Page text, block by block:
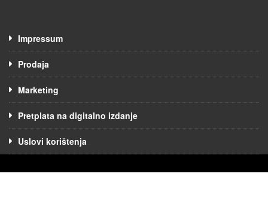
Impressum
Prodaja
Marketing
Pretplata na digitalno izdanje
Uslovi korištenja